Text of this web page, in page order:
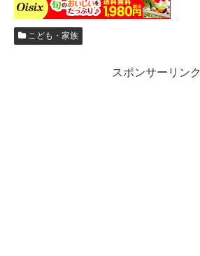
こども・家族
スポンサーリンク